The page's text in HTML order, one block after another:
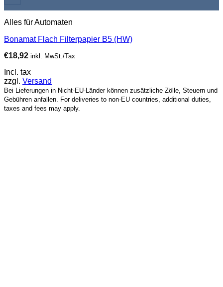
Alles für Automaten
Bonamat Flach Filterpapier B5 (HW)
€18,92 inkl. MwSt./Tax
Incl. tax
zzgl. Versand
Bei Lieferungen in Nicht-EU-Länder können zusätzliche Zölle, Steuern und
Gebühren anfallen. For deliveries to non-EU countries, additional duties,
taxes and fees may apply.